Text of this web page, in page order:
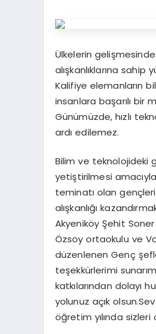
Ülkelerin
alışkanlıklarına
Kalifiye elemanların
insanlara başarılı bir
Günümüzde, hızlı
ardı edilemez.
Bilim ve teknolojideki
yetiştirilmesi
teminatı olan
alışkanlığı
Akyeniköy Şehit
Özsoy ortaokulu ve
düzenlenen Genç
teşekkürlerimi
katkılarından dolayı
yolunuz açık
öğretim yılında